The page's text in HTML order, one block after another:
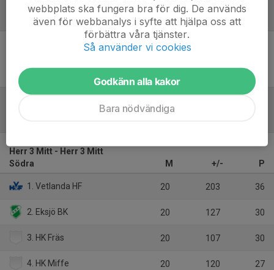
Referat
Herr 3 Mitt - Herr 3 Mitt
Södra
M +/- P
1. Vetlanda HF 20 203 36
2. Eksjö BK 20 127 30
3. HK Fräs 20 107 30
4. HK Miffe 20 120 27
webbplats ska fungera bra för dig. De används
även för webbanalys i syfte att hjälpa oss att
förbättra våra tjänster.
Så använder vi cookies
Godkänn alla kakor
Bara nödvändiga